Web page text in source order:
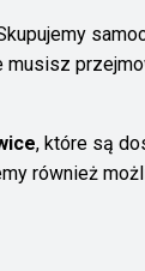
musisz
, które są
również